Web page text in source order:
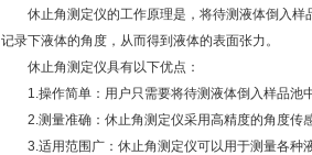
休止角测定仪的工作原理是，将待测液体倒入样
记录下液体的角度，从而得到液体的表面张力。
休止角测定仪具有以下优点：
1.操作简单：用户只需要将待测液体倒入样品池中
2.测量准确：休止角测定仪采用高精度的角度传感
3.适用范围广：休止角测定仪可以用于测量各种液